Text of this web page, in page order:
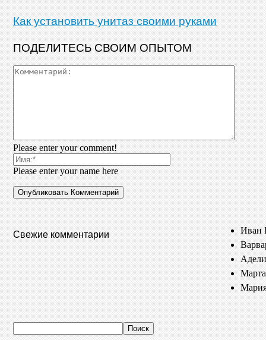
Как установить унитаз своими руками
ПОДЕЛИТЕСЬ СВОИМ ОПЫТОМ
Please enter your comment!
Please enter your name here
Свежие комментарии
Иван
Марта